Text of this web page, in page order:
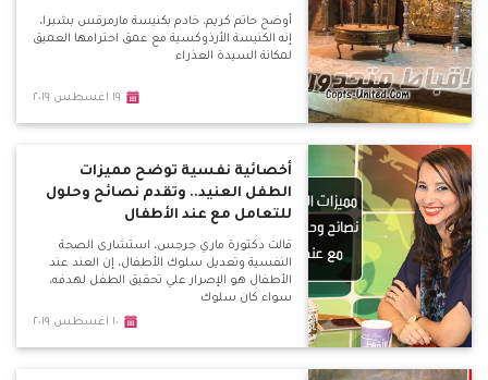
أوضح حاتم كريم، خادم بكنيسة مارمرقس بشبرا،
إنه الكنيسة الأرذوكسية مع عمق احترامها العميق
لمكانة السيدة العذراء
١٩ اغسطس ٢٠١٩
أخصائية نفسية توضح مميزات
الطفل العنيد.. وتقدم نصائح وحلول
للتعامل مع عند الأطفال
قالت دكتورة ماري جرجس، استشارى الصحة
النفسية وتعديل سلوك الأطفال، إن العند عند
الأطفال هو الإصرار علي تحقيق الطفل لهدفه،
سواء كان سلوك
١٠ اغسطس ٢٠١٩